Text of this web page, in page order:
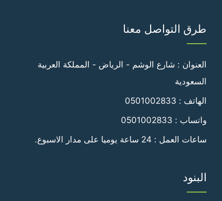
فيسبوك
طرق التواصل معنا
العنوان : شارع الوشم - الرياض - المملكة العربية
السعودية
الهاتف : 0501002833
واتساب : 0501002833
ساعات العمل : 24 ساعة يوميا على مدار الاسبوع.
البنود